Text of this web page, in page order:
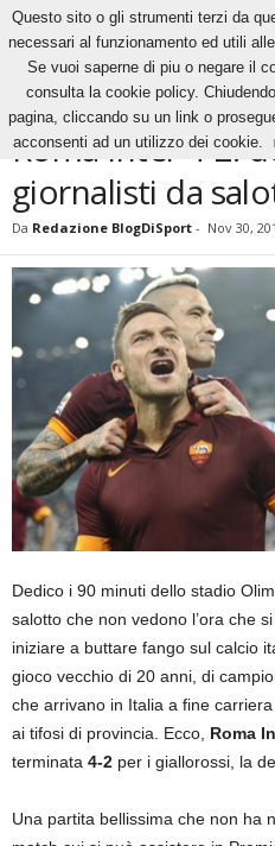
News Roma Inter 4-2: dedicata a
NEWS
Roma Inter 4-2:
giornalisti da
Da Redazione BlogDiSport - Nov 30,
Dedico i 90 minuti dello stadio
salotto che non vedono l’ora che
iniziare a buttare fango sul calcio
gioco vecchio di 20 anni, di
che arrivano in Italia a fine
ai tifosi di provincia. Ecco, Roma
terminata 4-2 per i giallorossi, la
Una partita bellissima che non ha
Questo sito o gli strumenti terzi da
necessari al funzionamento ed utili
Se vuoi saperne di piu o negare il
consulta la cookie policy.
pagina, cliccando su un link o
acconsenti ad un utilizzo dei cookie.